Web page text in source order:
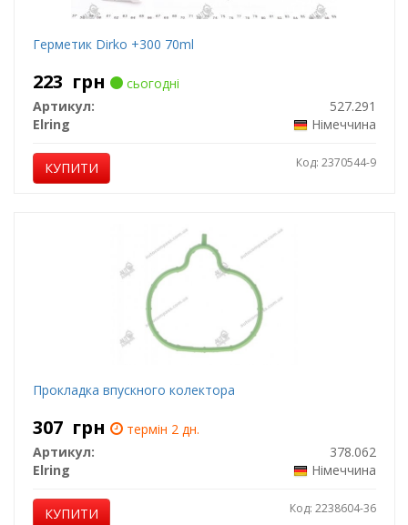
Герметик Dirko +300 70ml
223 грн
сьогодні
Артикул:
527.291
Elring
Німеччина
КУПИТИ Код: 2370544-9
Прокладка впускного колектора
307 грн
термін 2 дн.
Артикул:
378.062
Elring
Німеччина
КУПИТИ Код: 2238604-36